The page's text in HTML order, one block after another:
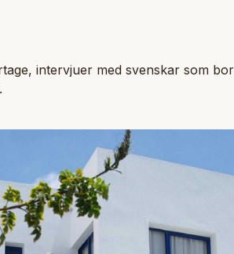
intervjuer med svenskar som